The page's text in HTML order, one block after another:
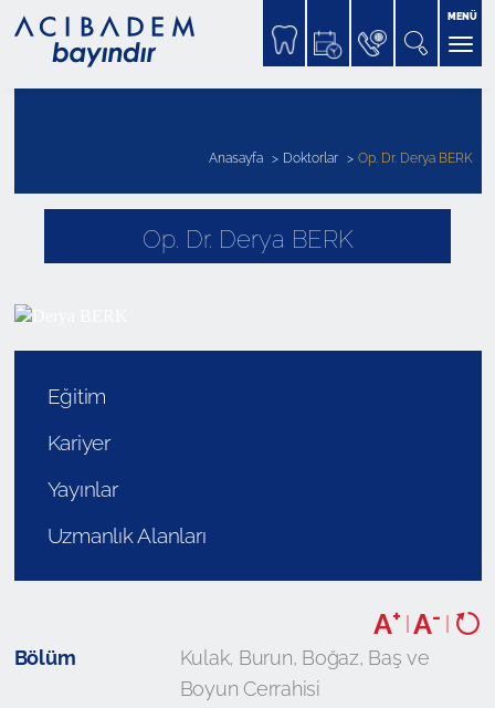
MENÜ
Op. Dr. Derya BERK
Anasayfa Doktorlar Op. Dr. Derya BERK
Eğitim
Kariyer
Yayınlar
Uzmanlık Alanları
A+ A-
Bölüm
Kulak, Burun, Boğaz, Baş ve
Boyun Cerrahisi